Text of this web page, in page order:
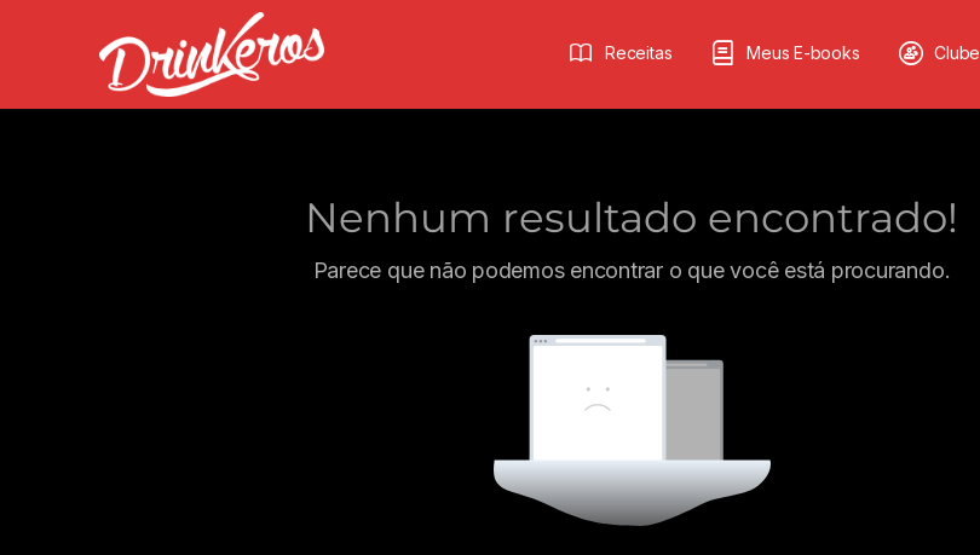
Receitas Meus E-books Clube
Nenhum resultado encontrado!
Parece que não podemos encontrar o que você está procurando.